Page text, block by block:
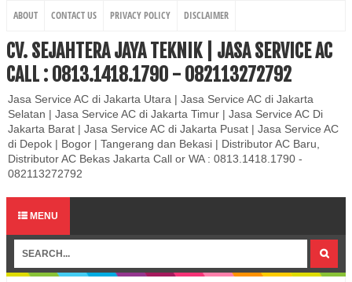
ABOUT CONTACT US PRIVACY POLICY DISCLAIMER
CV. SEJAHTERA JAYA TEKNIK | JASA SERVICE AC
CALL : 0813.1418.1790 - 082113272792
Jasa Service AC di Jakarta Utara | Jasa Service AC di Jakarta
Selatan | Jasa Service AC di Jakarta Timur | Jasa Service AC Di
Jakarta Barat | Jasa Service AC di Jakarta Pusat | Jasa Service AC
di Depok | Bogor | Tangerang dan Bekasi | Distributor AC Baru,
Distributor AC Bekas Jakarta Call or WA : 0813.1418.1790 -
082113272792
MENU